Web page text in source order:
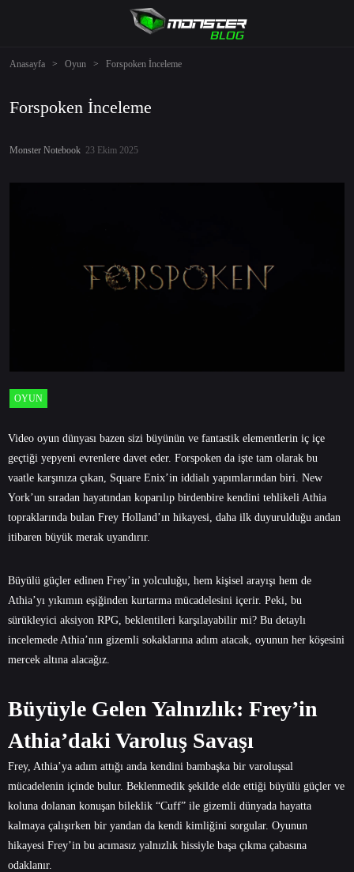
Anasayfa > Oyun > Forspoken İnceleme
Forspoken İnceleme
Monster Notebook 23 Ekim 2025
OYUN
Video oyun dünyası bazen sizi büyünün ve fantastik elementlerin iç içe
geçtiği yepyeni evrenlere davet eder. Forspoken da işte tam olarak bu
vaatle karşınıza çıkan, Square Enix’in iddialı yapımlarından biri. New
York’un sıradan hayatından koparılıp birdenbire kendini tehlikeli Athia
topraklarında bulan Frey Holland’ın hikayesi, daha ilk duyurulduğu andan
itibaren büyük merak uyandırır.
Büyülü güçler edinen Frey’in yolculuğu, hem kişisel arayışı hem de
Athia’yı yıkımın eşiğinden kurtarma mücadelesini içerir. Peki, bu
sürükleyici aksiyon RPG, beklentileri karşılayabilir mi? Bu detaylı
incelemede Athia’nın gizemli sokaklarına adım atacak, oyunun her köşesini
mercek altına alacağız.
Büyüyle Gelen Yalnızlık: Frey’in
Athia’daki Varoluş Savaşı
Frey, Athia’ya adım attığı anda kendini bambaşka bir varoluşsal
mücadelenin içinde bulur. Beklenmedik şekilde elde ettiği büyülü güçler ve
koluna dolanan konuşan bileklik “Cuff” ile gizemli dünyada hayatta
kalmaya çalışırken bir yandan da kendi kimliğini sorgular. Oyunun
hikayesi Frey’in bu acımasız yalnızlık hissiyle başa çıkma çabasına
odaklanır.